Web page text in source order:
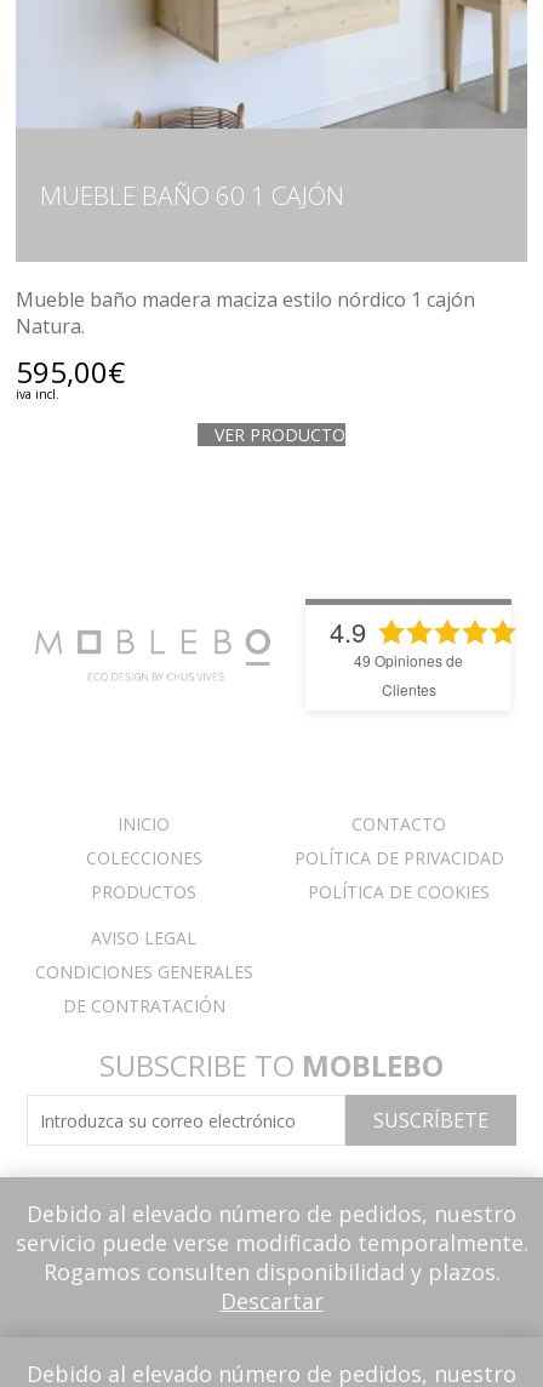
MUEBLE BAÑO 60 1 CAJÓN
Mueble baño madera maciza estilo nórdico 1 cajón
Natura.
595,00€
iva incl.
VER PRODUCTO
4.9
49 Opiniones de
Clientes
INICIO
COLECCIONES
PRODUCTOS
CONTACTO
POLÍTICA DE PRIVACIDAD
POLÍTICA DE COOKIES
AVISO LEGAL
CONDICIONES GENERALES
DE CONTRATACIÓN
SUBSCRIBE TO MOBLEBO
Debido al elevado número de pedidos, nuestro
servicio puede verse modificado temporalmente.
Rogamos consulten disponibilidad y plazos.
Descartar
Debido al elevado número de pedidos, nuestro